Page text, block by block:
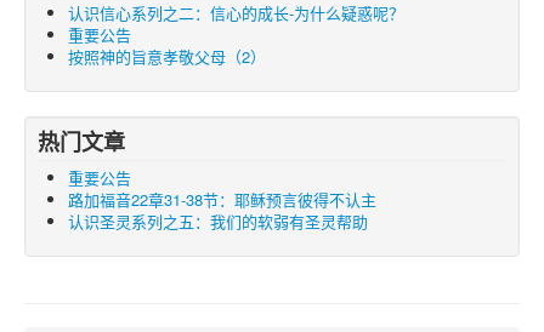
认识信心系列之二：信心的成长-为什么疑惑呢？
重要公告
按照神的旨意孝敬父母（2）
热门文章
重要公告
路加福音22章31-38节：耶稣预言彼得不认主
认识圣灵系列之五：我们的软弱有圣灵帮助